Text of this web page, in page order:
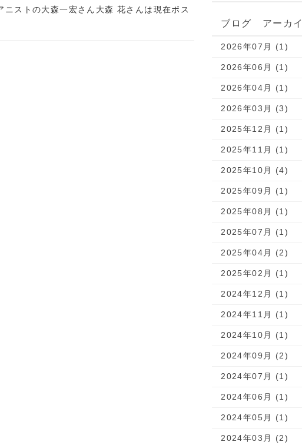
ストの大森一宏さん大森 花さんは現在ボス
ブログ アーカ
2026年07月 (1)
2026年06月 (1)
2026年04月 (1)
2026年03月 (3)
2025年12月 (1)
2025年11月 (1)
2025年10月 (4)
2025年09月 (1)
2025年08月 (1)
2025年07月 (1)
2025年04月 (2)
2025年02月 (1)
2024年12月 (1)
2024年11月 (1)
2024年10月 (1)
2024年09月 (2)
2024年07月 (1)
2024年06月 (1)
2024年05月 (1)
2024年03月 (2)